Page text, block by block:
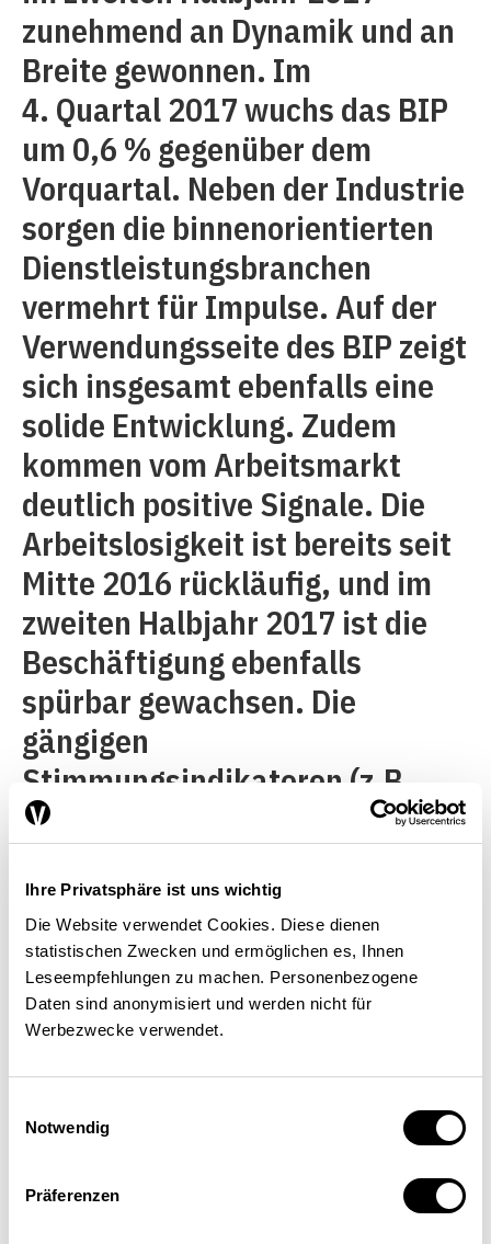
Ihre Privatsphäre ist uns wichtig
Die Website verwendet Cookies. Diese dienen
statistischen Zwecken und ermöglichen es, Ihnen
Leseempfehlungen zu machen. Personenbezogene
Daten sind anonymisiert und werden nicht für
Werbezwecke verwendet.
Notwendig
Präferenzen
zunehmend an Dynamik und an
Breite gewonnen. Im
4. Quartal 2017 wuchs das BIP
um 0,6 % gegenüber dem
Vorquartal. Neben der Industrie
sorgen die binnenorientierten
Dienstleistungsbranchen
vermehrt für Impulse. Auf der
Verwendungsseite des BIP zeigt
sich insgesamt ebenfalls eine
solide Entwicklung. Zudem
kommen vom Arbeitsmarkt
deutlich positive Signale. Die
Arbeitslosigkeit ist bereits seit
Mitte 2016 rückläufig, und im
zweiten Halbjahr 2017 ist die
Beschäftigung ebenfalls
spürbar gewachsen. Die
gängigen
Stimmungsindikatoren (z.B.
Konsumentenstimmung, PMI
darauf hin, dass sich die
schwungvolle Entwicklung der
Schweizer Wirtschaft im
laufenden Jahr fortsetzt.
Konjunkturprognose
Die Expertengruppe des Bundes
erwartet eine Fortsetzung der
schwungvollen